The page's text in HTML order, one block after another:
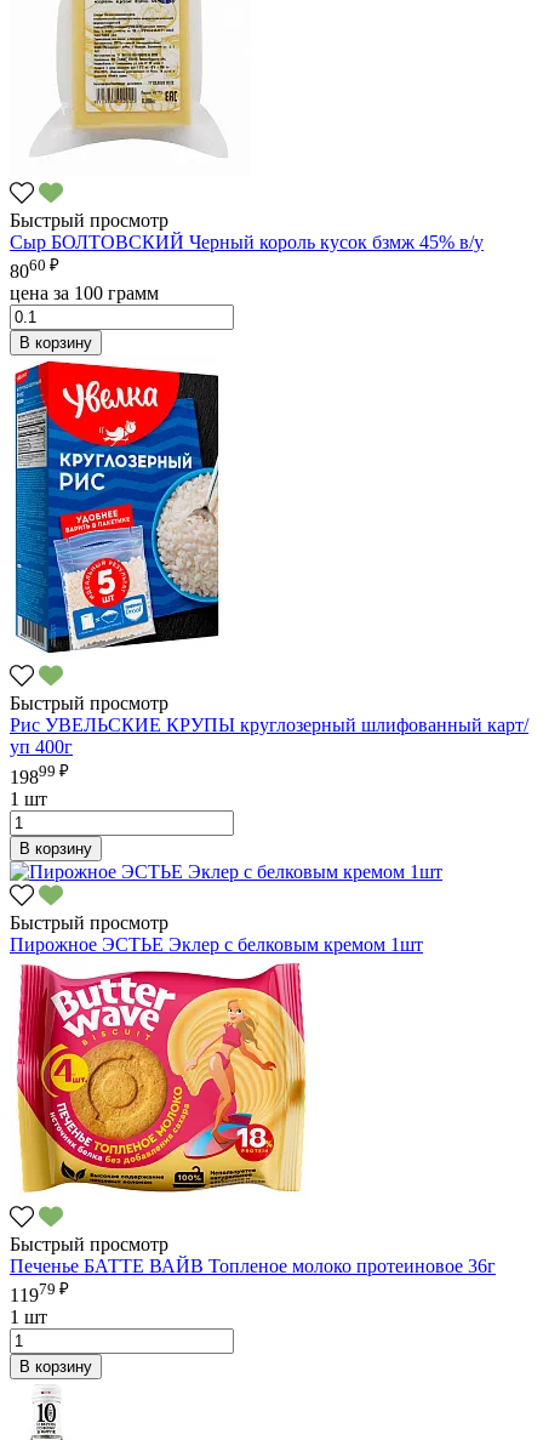
Быстрый просмотр
Сыр БОЛТОВСКИЙ Черный король кусок бзмж 45% в/у
8060 ₽
цена за 100 грамм
В корзину
Быстрый просмотр
Рис УВЕЛЬСКИЕ КРУПЫ круглозерный шлифованный карт/
уп 400г
19899 ₽
1 шт
В корзину
Быстрый просмотр
Пирожное ЭСТЬЕ Эклер с белковым кремом 1шт
Быстрый просмотр
Печенье БАТТЕ ВАЙВ Топленое молоко протеиновое 36г
11979 ₽
1 шт
В корзину